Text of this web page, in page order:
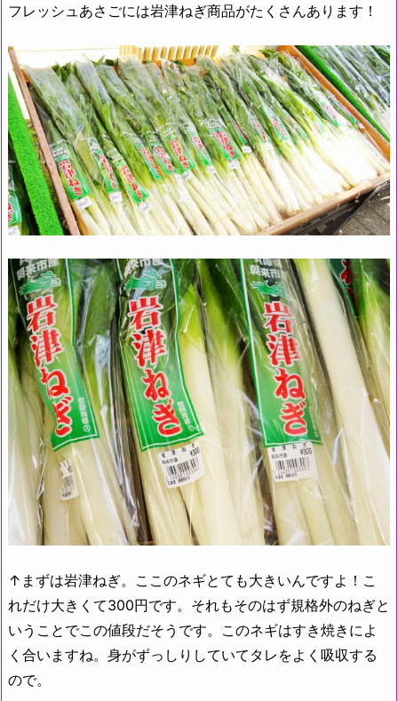
フレッシュあさごには岩津ねぎ商品がたくさんあります！
↑まずは岩津ねぎ。ここのネギとても大きいんですよ！こ
れだけ大きくて300円です。それもそのはず規格外のねぎと
いうことでこの値段だそうです。このネギはすき焼きによ
く合いますね。身がずっしりしていてタレをよく吸収する
ので。